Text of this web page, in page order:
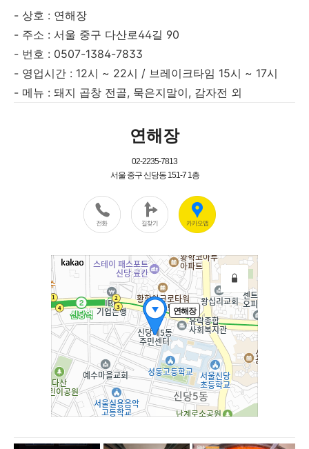
- 상호 : 연해장
- 주소 : 서울 중구 다산로44길 90
- 번호 : 0507-1384-7833
- 영업시간 : 12시 ~ 22시 / 브레이크타임 15시 ~ 17시
- 메뉴 : 돼지 곱창 전골, 묵은지말이, 감자전 외